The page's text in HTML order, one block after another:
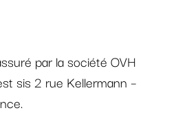
par la société OVH
sis 2 rue Kellermann –